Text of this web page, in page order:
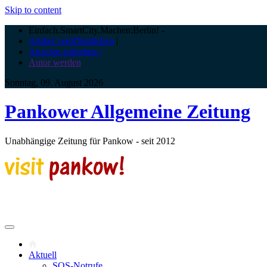
Skip to content
Einfach.SmartCity.Machen:Berlin! -
Artikel veröffentlichen |
Anzeige aufgeben |
Autor werden
Sonntag, 09. August 2026
Pankower Allgemeine Zeitung
Unabhängige Zeitung für Pankow - seit 2012
Aktuell